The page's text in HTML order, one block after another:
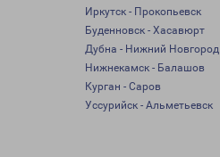
Иркутск - Прокопьевск
Буденновск - Хасавюрт
Дубна - Нижний Новгород
Нижнекамск - Балашов
Курган - Саров
Уссурийск - Альметьевск